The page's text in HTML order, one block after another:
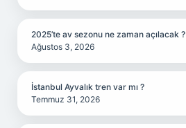
2025’te av sezonu ne zaman açılacak ?
Ağustos 3, 2026
İstanbul Ayvalık tren var mı ?
Temmuz 31, 2026